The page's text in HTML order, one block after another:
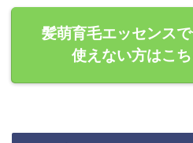
髪萌育毛エッセンス
使えない方はこ